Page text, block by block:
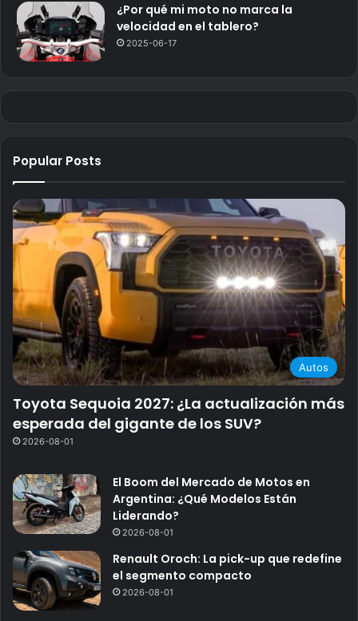
¿Por qué mi moto no marca la
velocidad en el tablero?
2025-06-17
Popular Posts
Autos
Toyota Sequoia 2027: ¿La actualización más
esperada del gigante de los SUV?
2026-08-01
El Boom del Mercado de Motos en
Argentina: ¿Qué Modelos Están
Liderando?
2026-08-01
Renault Oroch: La pick-up que redefine
el segmento compacto
2026-08-01